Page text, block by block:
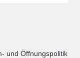
und Öffnungspolitik